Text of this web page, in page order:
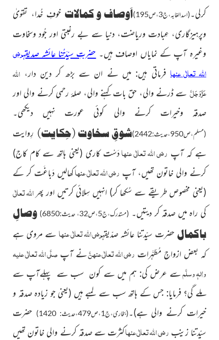
کرلی۔(اسدالغابہ،ج3،ص195) اَوصاف و کمالات خوفِ خُدا، تقویٰ
وپرہیزگاری، عِبادت وریاضت، دنیا سے بے رغبتی اورجُود وسخاوت
وغیرہ آپ کے نمایاں اوصاف ہیں۔ حضرتِ سیِّدَتُنا عائشہ صدیقہرضی
اللہ تعالٰی عنہافرماتی ہیں: میں نے ان سے بڑھ کر دین دار، اللہ
عَزَّوَجَلَّ سے ڈرنے والی، حق بات کہنے والی، صلۂ رحمی کرنے والی اور
صدقہ وخیرات کرنے والی کوئی عورت نہیں دیکھی۔
(مسلم،ص950،حدیث:2442) شوقِ سخاوت (حِکایت) رِوایت
ہے کہ آپ رضی اللہ تعالٰی عنہادَسْت کاری (یعنی ہاتھ سے کام کاج)
کرنے والی خاتون تھیں، آپ رضی اللہ تعالٰی عنہاکھالیں دَباغَت كر کے
(یعنی مخصوص طریقے سے سُکھا کر) انہیں سِلائی کرتیں اور پھراللہتعالٰی
کی راہ میں صدقہ کر دیتیں۔ (مستدرک،ج5،ص32، حدیث:6850)
وصالِ
باکمال حضرت سیّدتنا عائشہ صدّیقہرضی اللہ تعالٰی عنہاسے مروی ہے
کہ بعض ازواجِ مُطَہَّرات رضی اللہ تعالٰی عنہنَّنے آپصلَّی اللہ تعالٰی علیہ
واٰلہٖ وسلَّمسے عرض کی: ہم میں سے کون سب سے پہلےآپ سے
ملے گی؟ فرمایا: جس کے ہاتھ سب سے لمبے ہیں (یعنی جو زیادہ صدقہ و
خیرات کرنے والی ہے)۔(بخاری،ج1،ص479،حدیث: 1420)
حضرت
سیّدتنا زینب رضی اللہ تعالٰی عنہاکثرت سے صدقہ کرنے والی خاتون تھیں